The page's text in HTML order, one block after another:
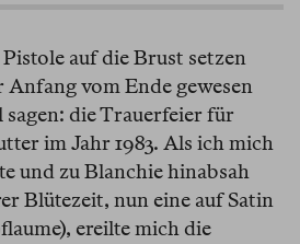
auf die Brust setzen
Anfang vom Ende gewesen
sagen: die Trauerfeier für
im Jahr 1983. Als ich mich
und zu Blanchie hinabsah
Blütezeit, nun eine auf Satin
ereilte mich die